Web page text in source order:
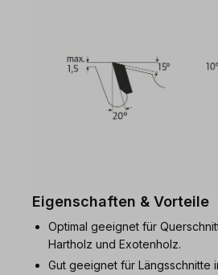
Eigenschaften & Vorteile
Optimal geeignet für
Hartholz und Exotenholz.
Gut geeignet für Längsschnitte